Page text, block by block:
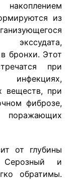
накоплением
из
бронхи. Этот
при
инфекциях,
веществ, при
фиброзе,
поражающих
от глубины
Серозный и
обратимы.